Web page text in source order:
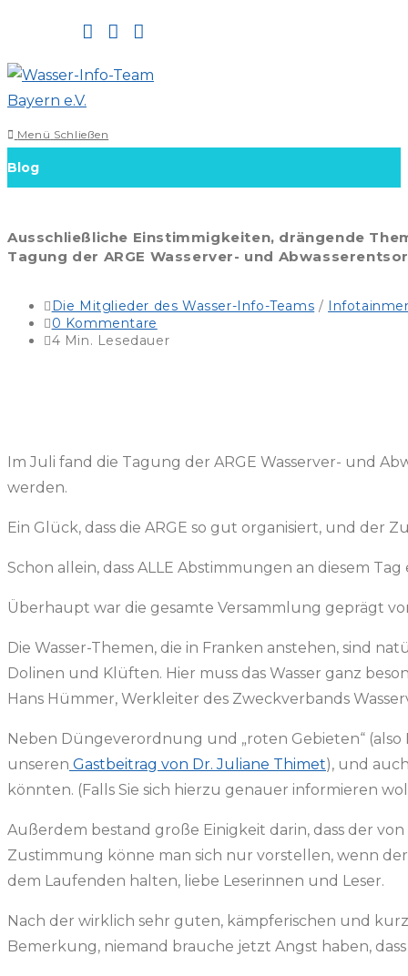
springen
Menü Schließen
Blog
Ausschließliche Einstimmigkeiten, drängende
Tagung der ARGE Wasserver- und
Beitrags-
Kategorie:
Die Mitglieder des Wasser-Info-Teams /
Beitrags-
Kommentare:
0 Kommentare
Lesedauer:
4 Min. Lesedauer
Im Juli fand die Tagung der ARGE Wasserver- und
werden.
Ein Glück, dass die ARGE so gut organisiert, und der
Schon allein, dass ALLE Abstimmungen an diesem
Überhaupt war die gesamte Versammlung geprägt
Die Wasser-Themen, die in Franken anstehen, sind
Dolinen und Klüften. Hier muss das Wasser ganz
Hans Hümmer, Werkleiter des Zweckverbands
Neben Düngeverordnung und „roten Gebieten“
unseren Gastbeitrag von Dr. Juliane Thimet), und
könnten. (Falls Sie sich hierzu genauer informieren
Außerdem bestand große Einigkeit darin, dass der
Zustimmung könne man sich nur vorstellen, wenn
dem Laufenden halten, liebe Leserinnen und Leser.
Nach der wirklich sehr guten, kämpferischen und
Bemerkung, niemand brauche jetzt Angst haben,